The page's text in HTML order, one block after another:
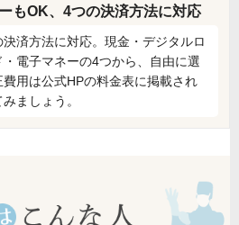
もOK、4つの決済方法に対応
済方法に対応。現金・デジタルロ
電子マネーの4つから、自由に選
用は公式HPの料金表に掲載され
ましょう。